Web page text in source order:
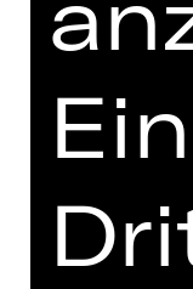
Nürnberger
Trümmern
größere
Aichingers
Krieg und